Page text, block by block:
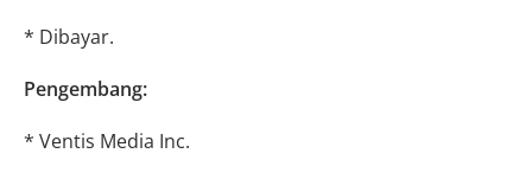
* Dibayar.
Pengembang:
* Ventis Media Inc.